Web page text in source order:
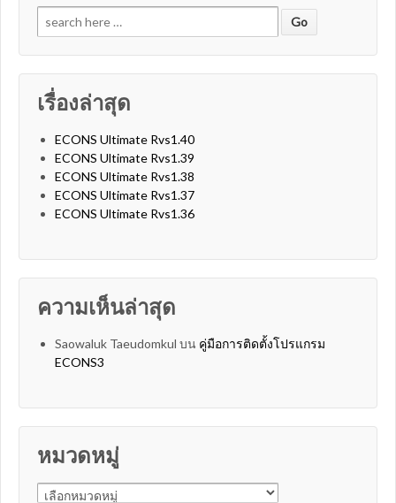
Search for:
เรื่องล่าสุด
ECONS Ultimate Rvs1.40
ECONS Ultimate Rvs1.39
ECONS Ultimate Rvs1.38
ECONS Ultimate Rvs1.37
ECONS Ultimate Rvs1.36
ความเห็นล่าสุด
Saowaluk Taeudomkul บน คู่มือการติดตั้งโปรแกรม
ECONS3
หมวดหมู่
หมวดหมู่